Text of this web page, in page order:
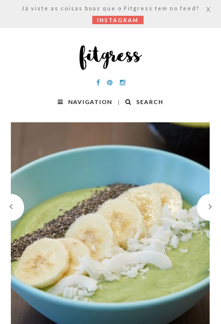
NAVIGATION SEARCH
Já viste as coisas boas que o Fitgress tem no feed?
INSTAGRAM
X